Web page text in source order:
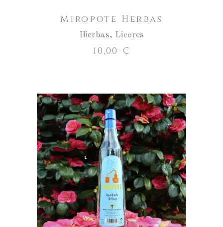
Miropote Herbas
Hierbas, Licores
10,00 €
Miropote
Orujo
cantidad
AÑADIR AL CARRITO